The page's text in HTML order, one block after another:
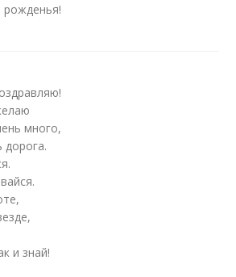
рожденья!
много,
дорога.
и знай!